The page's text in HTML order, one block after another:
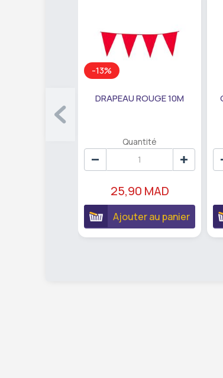
-13%
DRAPEAU ROUGE 10M
Quantité
25,90 MAD
Ajouter au panier